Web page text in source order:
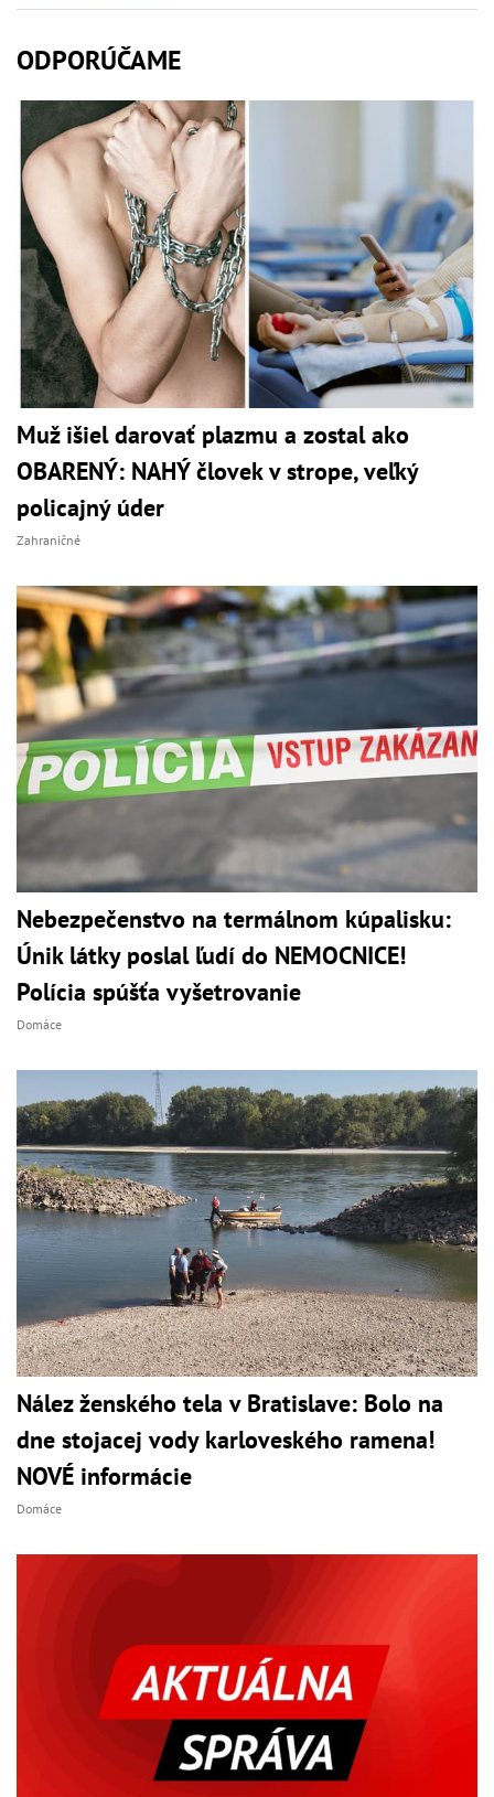
ODPORÚČAME
Muž išiel darovať plazmu a zostal ako
OBARENÝ: NAHÝ človek v strope, veľký
policajný úder
Zahraničné
Nebezpečenstvo na termálnom kúpalisku:
Únik látky poslal ľudí do NEMOCNICE!
Polícia spúšťa vyšetrovanie
Domáce
Nález ženského tela v Bratislave: Bolo na
dne stojacej vody karloveského ramena!
NOVÉ informácie
Domáce